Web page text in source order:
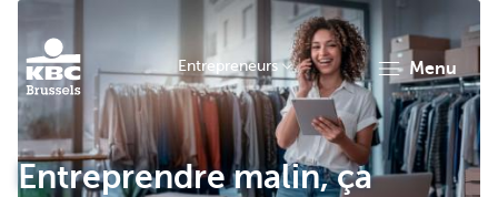
KBC
Entrepreneurs menu
Entreprendre malin, ça